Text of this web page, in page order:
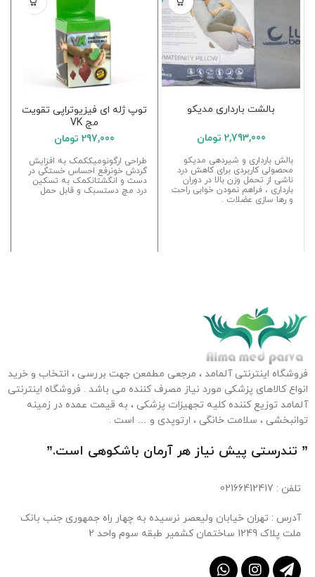
بالشت بارداری مدیکو
2,793,000 تومان
بالش بارداری و شیردهی مدیکو
محصولی کاربردی برای کاهش درد
ناشی از تحمل وزن بالا در دوران
بارداری ، فراهم نمودن خوابی راحت
و رها سازی عضلات .
توپ ژله ای فیزیوتراپی تقویت
مچ VK
297,000 تومان
طراحی ارگونومیککمک به افزایش
گردش خونرفع احساس خستگی در
دست و انگشتانکمک به تسکین
درد مچ دستسبک و قابل حمل
فروشگاه اینترنتی آلمامد ، مرجعی مطمعن جهت بررسی ، انتخاب و خرید
انواع کالاهای پزشکی مورد نیاز مصرف کننده می باشد . فروشگاه اینترنتی
آلمامد توزیع کننده کلیه تجهیزات پزشکی ، به قیمت عمده در زمینه
توانبخشی ، سلامت خانگی ، ارتوپدی و … است .
” تندرستی پیش نیاز هر آرمان باشکوهی است.”
تلفن : 02166412417
آدرس : تهران خیابان ولیعصر نرسیده به چهار راه جمهوری جنب بانک
ملت پلاک 1249 ساختمان کشمیر طبقه سوم واحد 2